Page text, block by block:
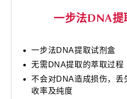
一步法DNA提
一步法DNA提取试剂盒
无需DNA提取的萃取过程
不会对DNA造成损伤，丢
收率及纯度